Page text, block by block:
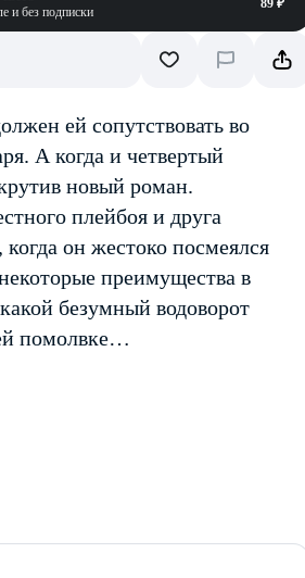
и без подписки
89 ₽
ей сопутствовать во
А когда и четвертый
новый роман.
плейбоя и друга
он жестоко посмеялся
преимущества в
безумный водоворот
помолвке…